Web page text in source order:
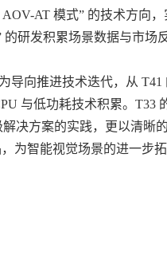
AT 模式” 的技术方向
的研发积累场景数据与市场
导向推进技术迭代，从 T41
与低功耗技术积累。T33
决方案的实践，更以清晰
为智能视觉场景的进一步